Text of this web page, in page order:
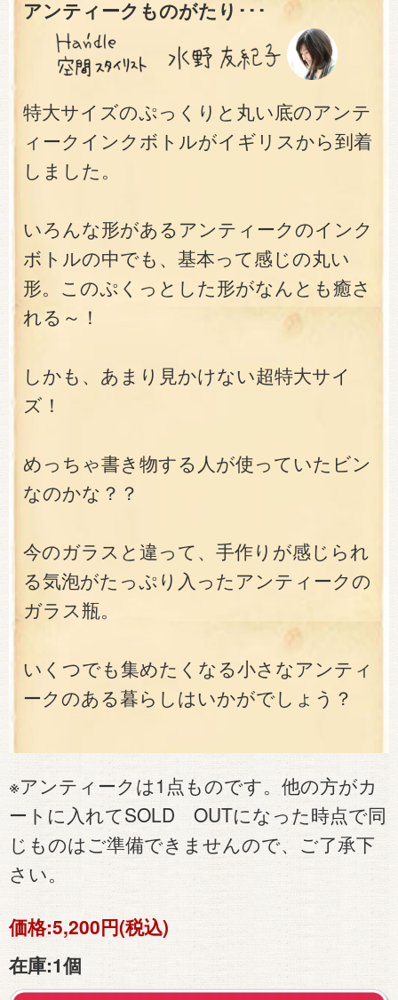
アンティークものがたり･･･
特大サイズのぷっくりと丸い底のアンテ
ィークインクボトルがイギリスから到着
しました。
いろんな形があるアンティークのインク
ボトルの中でも、基本って感じの丸い
形。このぷくっとした形がなんとも癒さ
れる～！
しかも、あまり見かけない超特大サイ
ズ！
めっちゃ書き物する人が使っていたビン
なのかな？？
今のガラスと違って、手作りが感じられ
る気泡がたっぷり入ったアンティークの
ガラス瓶。
いくつでも集めたくなる小さなアンティ
ークのある暮らしはいかがでしょう？
※アンティークは1点ものです。他の方がカ
ートに入れてSOLD OUTになった時点で同
じものはご準備できませんので、ご了承下
さい。
価格:5,200円(税込)
在庫:1個